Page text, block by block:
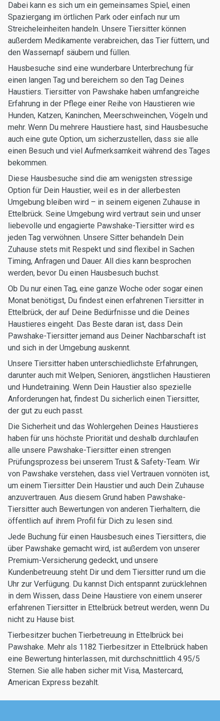
Dabei kann es sich um ein gemeinsames Spiel, einen
Spaziergang im örtlichen Park oder einfach nur um
Streicheleinheiten handeln. Unsere Tiersitter können
außerdem Medikamente verabreichen, das Tier füttern, und
den Wassernapf säubern und füllen.
Hausbesuche sind eine wunderbare Unterbrechung für
einen langen Tag und bereichern so den Tag Deines
Haustiers. Tiersitter von Pawshake haben umfangreiche
Erfahrung in der Pflege einer Reihe von Haustieren wie
Hunden, Katzen, Kaninchen, Meerschweinchen, Vögeln und
mehr. Wenn Du mehrere Haustiere hast, sind Hausbesuche
auch eine gute Option, um sicherzustellen, dass sie alle
einen Besuch und viel Aufmerksamkeit während des Tages
bekommen.
Diese Hausbesuche sind die am wenigsten stressige
Option für Dein Haustier, weil es in der allerbesten
Umgebung bleiben wird – in seinem eigenen Zuhause in
Ettelbrück. Seine Umgebung wird vertraut sein und unser
liebevolle und engagierte Pawshake-Tiersitter wird es
jeden Tag verwöhnen. Unsere Sitter behandeln Dein
Zuhause stets mit Respekt und sind flexibel in Sachen
Timing, Anfragen und Dauer. All dies kann besprochen
werden, bevor Du einen Hausbesuch buchst.
Ob Du nur einen Tag, eine ganze Woche oder sogar einen
Monat benötigst, Du findest einen erfahrenen Tiersitter in
Ettelbrück, der auf Deine Bedürfnisse und die Deines
Haustieres eingeht. Das Beste daran ist, dass Dein
Pawshake-Tiersitter jemand aus Deiner Nachbarschaft ist
und sich in der Umgebung auskennt.
Unsere Tiersitter haben unterschiedlichste Erfahrungen,
darunter auch mit Welpen, Senioren, ängstlichen Haustieren
und Hundetraining. Wenn Dein Haustier also spezielle
Anforderungen hat, findest Du sicherlich einen Tiersitter,
der gut zu euch passt.
Die Sicherheit und das Wohlergehen Deines Haustieres
haben für uns höchste Priorität und deshalb durchlaufen
alle unsere Pawshake-Tiersitter einen strengen
Prüfungsprozess bei unserem Trust & Safety-Team. Wir
von Pawshake verstehen, dass viel Vertrauen vonnöten ist,
um einem Tiersitter Dein Haustier und auch Dein Zuhause
anzuvertrauen. Aus diesem Grund haben Pawshake-
Tiersitter auch Bewertungen von anderen Tierhaltern, die
öffentlich auf ihrem Profil für Dich zu lesen sind.
Jede Buchung für einen Hausbesuch eines Tiersitters, die
über Pawshake gemacht wird, ist außerdem von unserer
Premium-Versicherung gedeckt, und unsere
Kundenbetreuung steht Dir und dem Tiersitter rund um die
Uhr zur Verfügung. Du kannst Dich entspannt zurücklehnen
in dem Wissen, dass Deine Haustiere von einem unserer
erfahrenen Tiersitter in Ettelbrück betreut werden, wenn Du
nicht zu Hause bist.
Tierbesitzer buchen Tierbetreuung in Ettelbrück bei
Pawshake. Mehr als 1182 Tierbesitzer in Ettelbrück haben
eine Bewertung hinterlassen, mit durchschnittlich 4.95/5
Sternen. Sie alle haben sicher mit Visa, Mastercard,
American Express bezahlt.